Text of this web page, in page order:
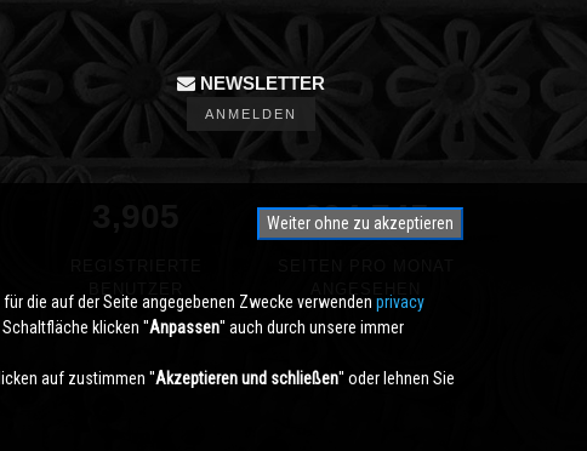
NEWSLETTER
ANMELDEN
350,000
Weiter ohne zu akzeptieren
die auf der Seite angegebenen Zwecke verwenden privacy
klicken ''Anpassen'' auch durch unsere immer
auf zustimmen ''Akzeptieren und schließen'' oder lehnen Sie